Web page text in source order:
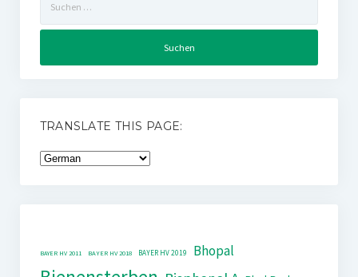
nach:
TRANSLATE THIS PAGE:
BAYER HV 2011 BAYER HV 2018 BAYER HV 2019 Bhopal